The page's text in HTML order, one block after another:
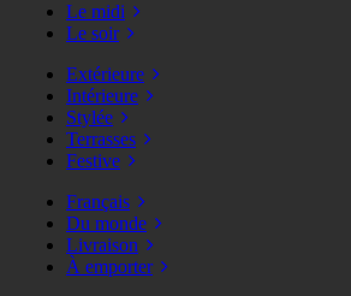
Le midi
Le soir
Extérieure
Intérieure
Stylée
Terrasses
Festive
Français
Du monde
Livraison
À emporter